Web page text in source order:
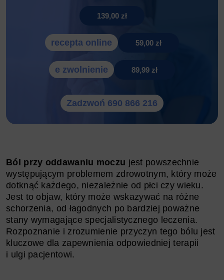
139,00 zł
recepta online 59,00 zł
e zwolnienie 89,99 zł
Zadzwoń 690 866 216
Ból przy oddawaniu moczu jest powszechnie
występującym problemem zdrowotnym, który może
dotknąć każdego, niezależnie od płci czy wieku.
Jest to objaw, który może wskazywać na różne
schorzenia, od łagodnych po bardziej poważne
stany wymagające specjalistycznego leczenia.
Rozpoznanie i zrozumienie przyczyn tego bólu jest
kluczowe dla zapewnienia odpowiedniej terapii
i ulgi pacjentowi.